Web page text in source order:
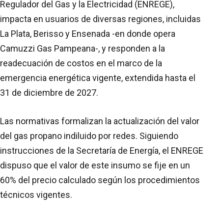
Regulador del Gas y la Electricidad (ENREGE),
impacta en usuarios de diversas regiones, incluidas
La Plata, Berisso y Ensenada -en donde opera
Camuzzi Gas Pampeana-, y responden a la
readecuación de costos en el marco de la
emergencia energética vigente, extendida hasta el
31 de diciembre de 2027.
Las normativas formalizan la actualización del valor
del gas propano indiluido por redes. Siguiendo
instrucciones de la Secretaría de Energía, el ENREGE
dispuso que el valor de este insumo se fije en un
60% del precio calculado según los procedimientos
técnicos vigentes.